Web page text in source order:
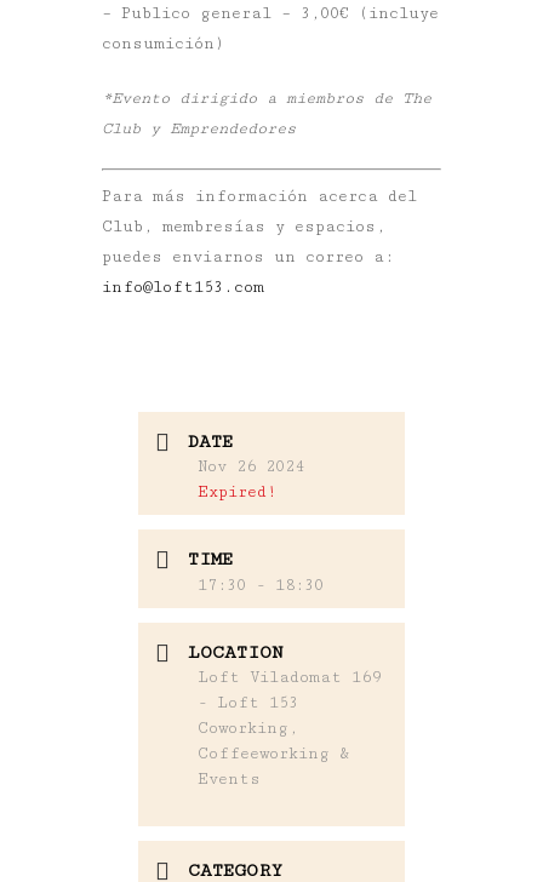
– Publico general – 3,00€ (incluye
consumición)
*Evento dirigido a miembros de The
Club y Emprendedores
Para más información acerca del
Club, membresías y espacios,
puedes enviarnos un correo a:
info@loft153.com
DATE
Nov 26 2024
Expired!
TIME
17:30 - 18:30
LOCATION
Loft Viladomat 169
- Loft 153
Coworking,
Coffeeworking &
Events
CATEGORY